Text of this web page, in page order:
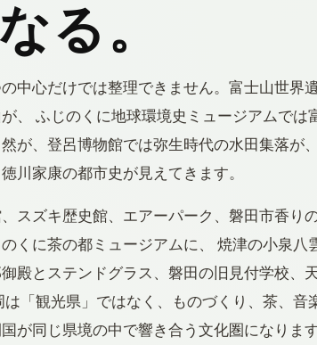
る。
中心だけでは整理できません。富士山世界
、 ふじのくに地球環境史ミュージアムでは
が、登呂博物館では弥生時代の水田集落が
川家康の都市史が見えてきます。
スズキ歴史館、エアーパーク、磐田市香り
くに茶の都ミュージアムに、 焼津の小泉八
殿とステンドグラス、磐田の旧見付学校、
「観光県」ではなく、ものづくり、茶、音
が同じ県境の中で響き合う文化圏になります